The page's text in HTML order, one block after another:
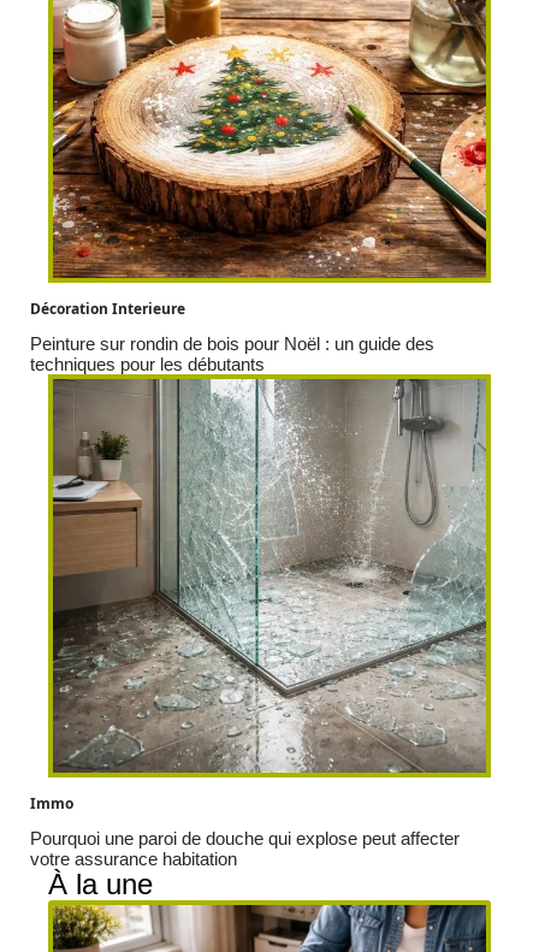
Décoration Interieure
Peinture sur rondin de bois pour Noël : un guide des
techniques pour les débutants
Immo
Pourquoi une paroi de douche qui explose peut affecter
votre assurance habitation
À la une